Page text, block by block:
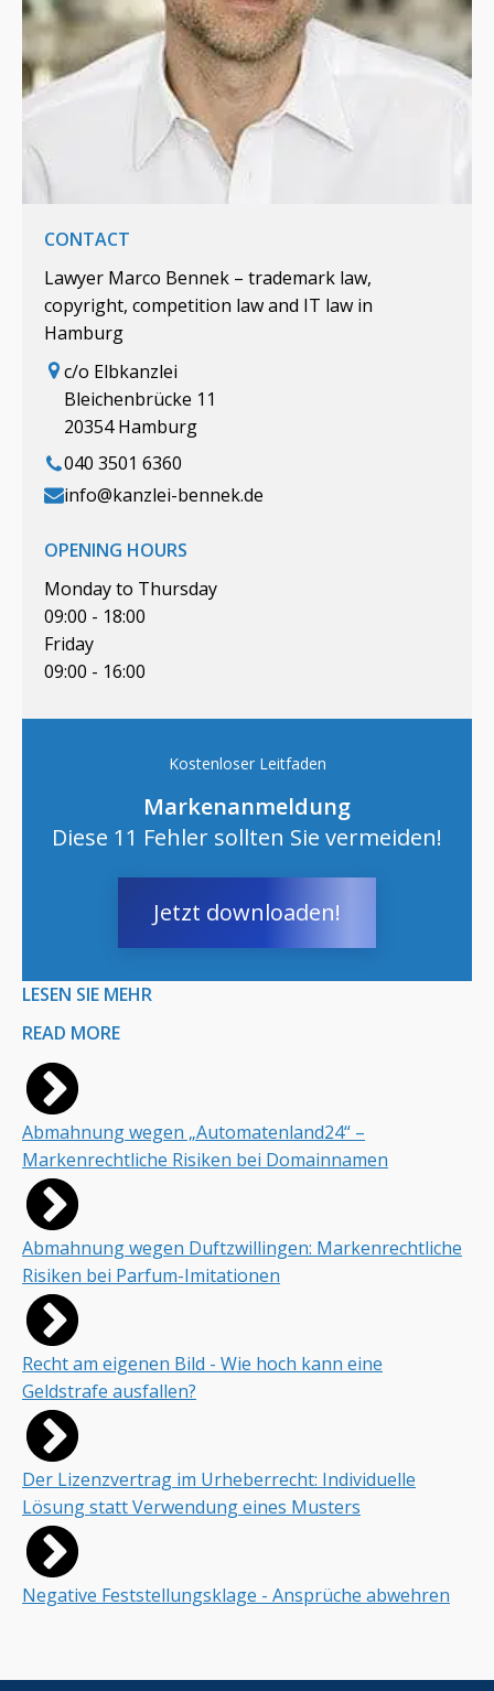
CONTACT
Lawyer Marco Bennek – trademark law,
copyright, competition law and IT law in
Hamburg
c/o Elbkanzlei
Bleichenbrücke 11
20354 Hamburg
040 3501 6360
info@kanzlei-bennek.de
OPENING HOURS
Monday to Thursday
09:00 - 18:00
Friday
09:00 - 16:00
Kostenloser Leitfaden
Markenanmeldung
Diese 11 Fehler sollten Sie vermeiden!
Jetzt downloaden!
LESEN SIE MEHR
READ MORE
Abmahnung wegen „Automatenland24“ –
Markenrechtliche Risiken bei Domainnamen
Abmahnung wegen Duftzwillingen: Markenrechtliche
Risiken bei Parfum-Imitationen
Recht am eigenen Bild - Wie hoch kann eine
Geldstrafe ausfallen?
Der Lizenzvertrag im Urheberrecht: Individuelle
Lösung statt Verwendung eines Musters
Negative Feststellungsklage - Ansprüche abwehren